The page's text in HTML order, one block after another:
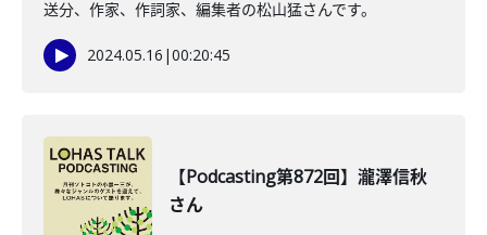
送分、作家、作詞家、編集者の松山猛さんです。
2024.05.16 |00:20:45
【Podcasting第872回】瀧澤信秋
さん